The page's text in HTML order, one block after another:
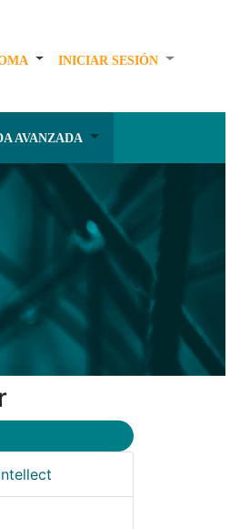
INICIAR SESIÓN
AVANZADA